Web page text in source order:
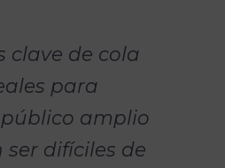
clave de cola
para
amplio
difíciles de